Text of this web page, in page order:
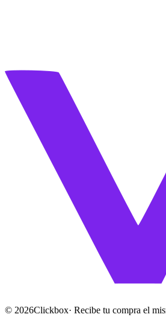
© 2026Clickbox· Recibe tu compra el